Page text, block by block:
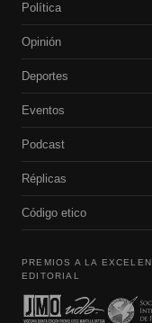
Política
Opinión
Deportes
Eventos
Podcast
Réplicas
Código etico
PREMIOS A LA
EDITORIAL